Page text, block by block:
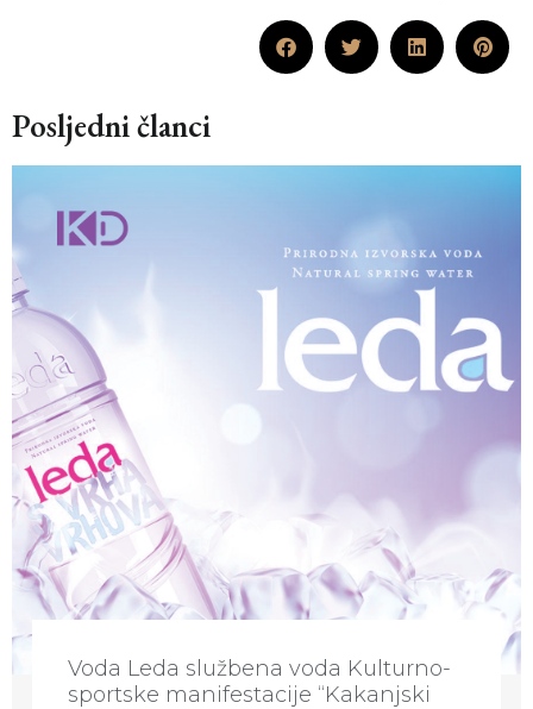
Posljedni članci
Voda Leda službena voda Kulturno-
sportske manifestacije “Kakanjski